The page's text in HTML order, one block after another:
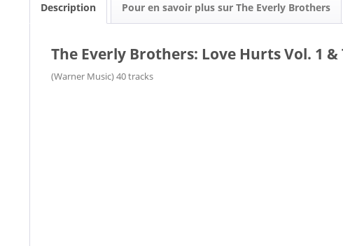
Description Pour en savoir plus sur The Everly Brothers
The Everly Brothers: Love Hurts Vol. 1
(Warner Music) 40 tracks